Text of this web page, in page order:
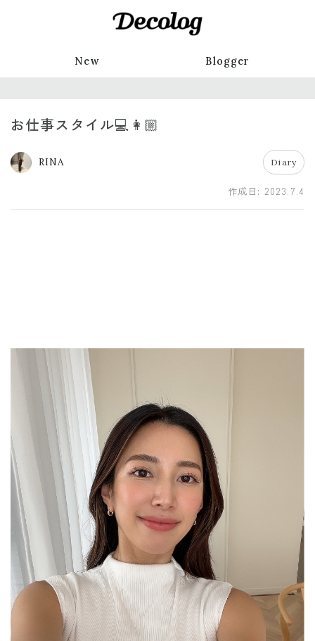
New Blogger
お仕事スタイル💻👩🏼
RINA Diary
作成日: 2023.7.4